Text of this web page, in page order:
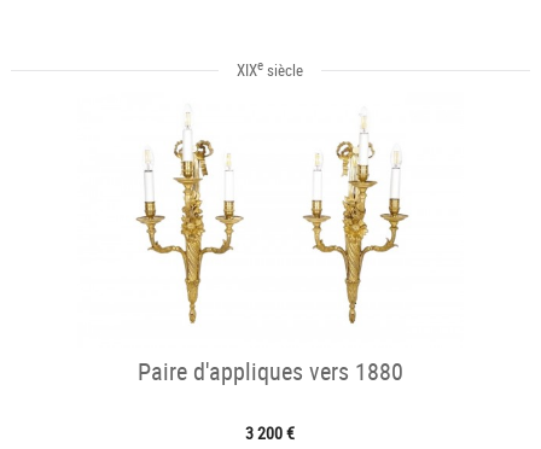
XIXe siècle
Paire d'appliques vers 1880
3 200 €